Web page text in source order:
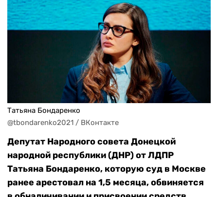
Татьяна Бондаренко
@tbondarenko2021 / ВКонтакте
Депутат Народного совета Донецкой
народной республики (ДНР) от ЛДПР
Татьяна Бондаренко, которую суд в Москве
ранее арестовал на 1,5 месяца, обвиняется